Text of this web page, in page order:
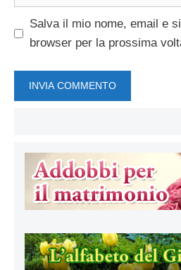
Salva il mio nome, email e
browser per la prossima